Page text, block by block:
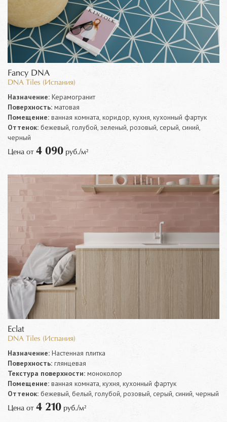
Fancy DNA
DNA Tiles (Испания)
Назначение: Керамогранит
Поверхность: матовая
Помещение: ванная комната, коридор, кухня, кухонный фартук
Оттенок: бежевый, голубой, зеленый, розовый, серый, синий,
черный
Цена от 4 090 руб./м²
Eclat
DNA Tiles (Испания)
Назначение: Настенная плитка
Поверхность: глянцевая
Текстура поверхности: моноколор
Помещение: ванная комната, кухня, кухонный фартук
Оттенок: бежевый, белый, голубой, розовый, серый, синий, черный
Цена от 4 210 руб./м²